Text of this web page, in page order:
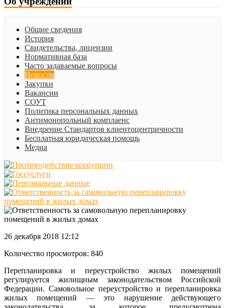
Общие сведения
История
Свидетельства, лицензии
Нормативная база
Часто задаваемые вопросы
Новости
Закупки
Вакансии
СОУТ
Политика персональных данных
Антимонопольный комплаенс
Внедрение Стандартов клиентоцентричности
Бесплатная юридическая помощь
Медиа
26 декабря 2018 12:12
Количество просмотров: 840
Перепланировка и переустройство жилых помещений
регулируется жилищным законодательством Российской
Федерации. Самовольное переустройство и перепланировка
жилых помещений — это нарушение действующего